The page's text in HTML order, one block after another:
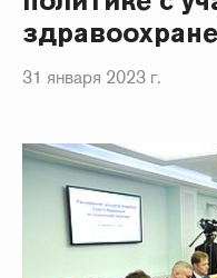
31 января 2023 г.